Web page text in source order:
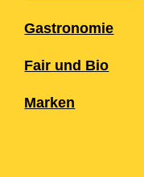
Gastronomie
Fair und Bio
Marken